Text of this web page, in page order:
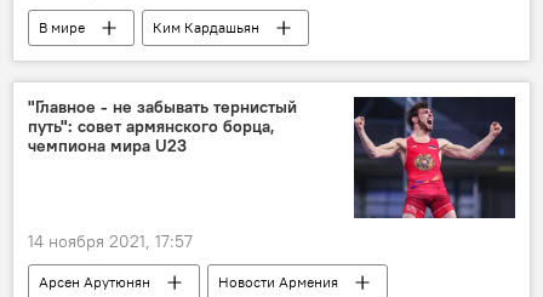
В мире
Ким Кардашьян
Пэрис Хилтон
шоу-бизнес
свадьба
"Главное - не забывать тернистый
путь": совет армянского борца,
чемпиона мира U23
14 ноября 2021, 17:57
Арсен Арутюнян
Новости Армения